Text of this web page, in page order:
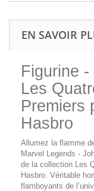
EN SAVOIR
Figurine
Les
Premiers
Hasbro
Allumez la flamme
Marvel Legends -
de la collection Les
Hasbro. Véritable
flamboyants de